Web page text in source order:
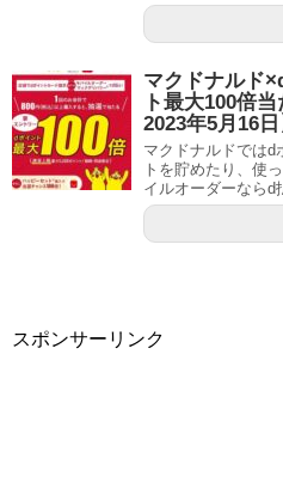
マクドナルド
ト最大100倍
2023年5月16日
マクドナルドではd
トを貯めたり、使
イルオーダーならd
スポンサーリンク